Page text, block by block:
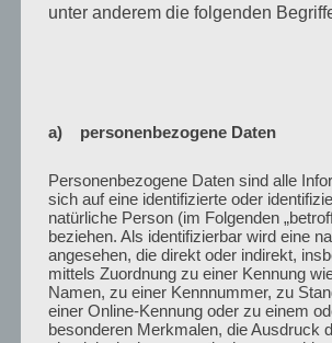
unter anderem die folgenden
a) personenbezogene Daten
Personenbezogene Daten sind alle
sich auf eine identifizierte oder
natürliche Person (im Folgenden
beziehen. Als identifizierbar wird eine
angesehen, die direkt oder indirekt,
mittels Zuordnung zu einer Kennung
Namen, zu einer Kennnummer, zu
einer Online-Kennung oder zu einem
besonderen Merkmalen, die Ausdruck